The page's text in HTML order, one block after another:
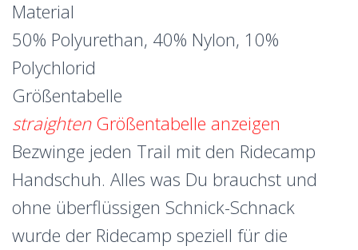
Material
50% Polyurethan, 40% Nylon, 10%
Polychlorid
Größentabelle
straighten Größentabelle anzeigen
Bezwinge jeden Trail mit den Ridecamp
Handschuh. Alles was Du brauchst und
ohne überflüssigen Schnick-Schnack
wurde der Ridecamp speziell für die